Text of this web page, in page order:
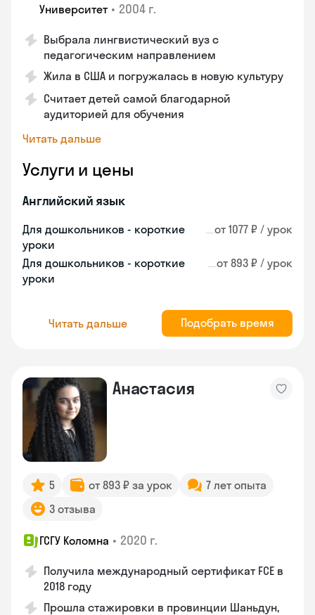
Университет • 2004 г.
Выбрала лингвистический вуз с
педагогическим направлением
Жила в США и погружалась в новую культуру
Считает детей самой благодарной
аудиторией для обучения
Читать дальше
Услуги и цены
Английский язык
Для дошкольников - короткие
уроки
от 1077 ₽ / урок
Для дошкольников - короткие
уроки
от 893 ₽ / урок
Читать дальше Подобрать время
Анастасия
5 от 893 ₽ за урок
7 лет опыта
3 отзыва
ГСГУ Коломна • 2020 г.
Получила международный сертификат FCE в
2018 году
Прошла стажировки в провинции Шаньдун,